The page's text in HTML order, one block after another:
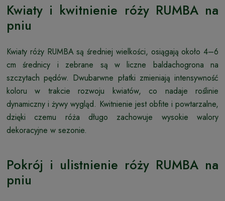
Kwiaty i kwitnienie róży RUMBA na
pniu
Kwiaty róży RUMBA są średniej wielkości, osiągają około 4–6
cm średnicy i zebrane są w liczne baldachogrona na
szczytach pędów. Dwubarwne płatki zmieniają intensywność
koloru w trakcie rozwoju kwiatów, co nadaje roślinie
dynamiczny i żywy wygląd. Kwitnienie jest obfite i powtarzalne,
dzięki czemu róża długo zachowuje wysokie walory
dekoracyjne w sezonie.
Pokrój i ulistnienie róży RUMBA na
pniu